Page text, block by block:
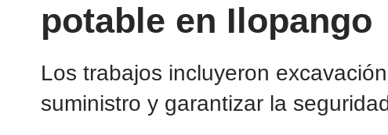
potable en Ilopango
Los trabajos incluyeron
suministro y garantizar la